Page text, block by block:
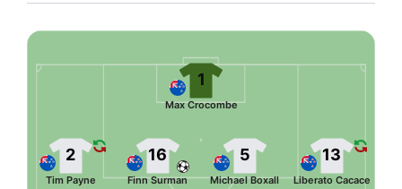
1
Max Crocombe
13
Liberato Cacace
5
Michael Boxall
16
Finn Surman
2
Tim Payne